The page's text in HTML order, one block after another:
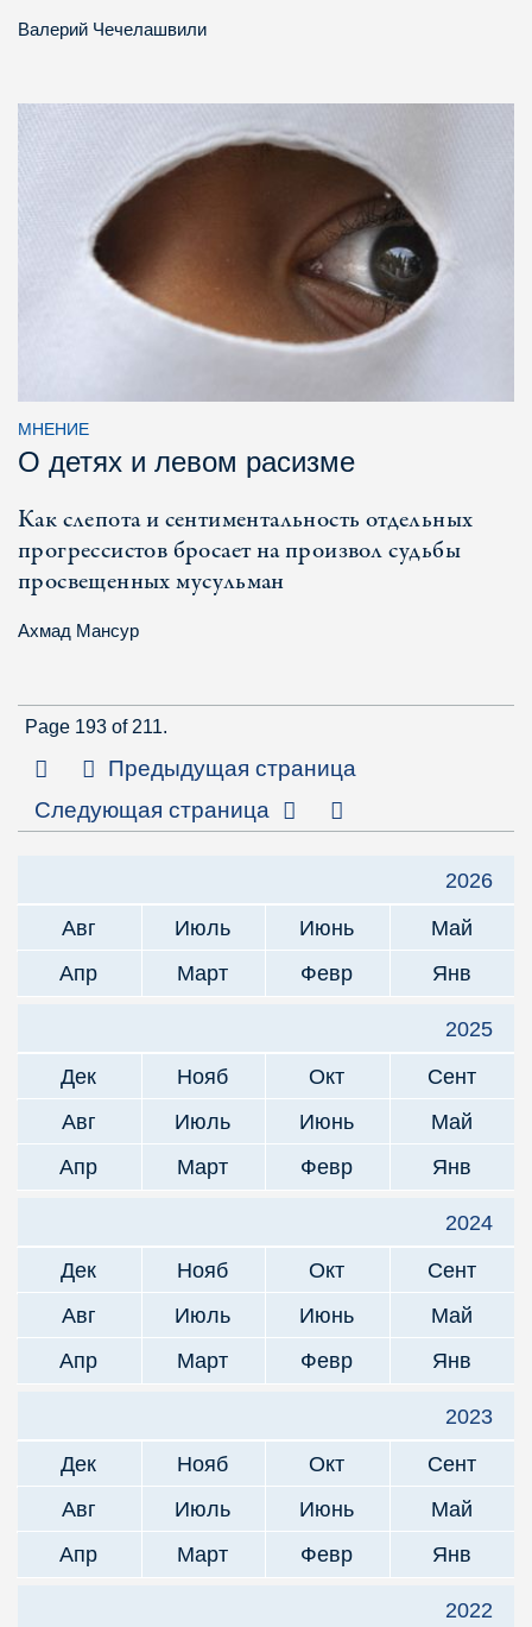
Валерий Чечелашвили
МНЕНИЕ
О детях и левом расизме
Как слепота и сентиментальность отдельных
прогрессистов бросает на произвол судьбы
просвещенных мусульман
Ахмад Мансур
Page 193 of 211.
Первая страница
Предыдущая страница
Следующая страница
Последняя
2026
Авг
Июль Июнь
Май
Апр
Март Февр Янв
2025
Дек
Нояб Окт
Сент
Авг
Июль Июнь
Май
Апр
Март Февр Янв
2024
Дек
Нояб Окт
Сент
Авг
Июль Июнь
Май
Апр
Март Февр Янв
2023
Дек
Нояб Окт
Сент
Авг
Июль Июнь
Май
Апр
Март Февр Янв
2022